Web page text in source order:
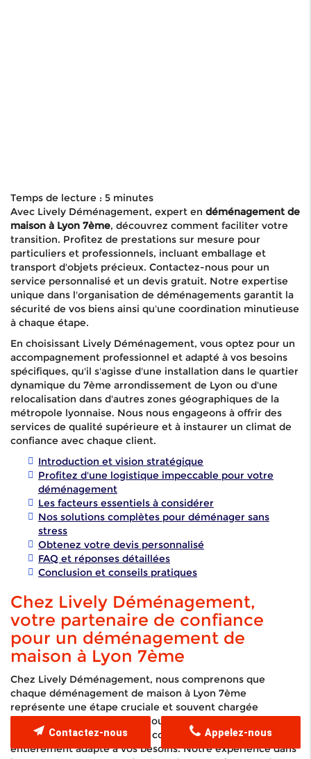
Temps de lecture : 5 minutes
Avec Lively Déménagement, expert en déménagement de
maison à Lyon 7ème, découvrez comment faciliter votre
transition. Profitez de prestations sur mesure pour
particuliers et professionnels, incluant emballage et
transport d'objets précieux. Contactez-nous pour un
service personnalisé et un devis gratuit. Notre expertise
unique dans l'organisation de déménagements garantit la
sécurité de vos biens ainsi qu'une coordination minutieuse
à chaque étape.
En choisissant Lively Déménagement, vous optez pour un
accompagnement professionnel et adapté à vos besoins
spécifiques, qu'il s'agisse d'une installation dans le quartier
dynamique du 7ème arrondissement de Lyon ou d'une
relocalisation dans d'autres zones géographiques de la
métropole lyonnaise. Nous nous engageons à offrir des
services de qualité supérieure et à instaurer un climat de
confiance avec chaque client.
Introduction et vision stratégique
Profitez d'une logistique impeccable pour votre
déménagement
Les facteurs essentiels à considérer
Nos solutions complètes pour déménager sans
stress
Obtenez votre devis personnalisé
FAQ et réponses détaillées
Conclusion et conseils pratiques
Chez Lively Déménagement,
votre partenaire de confiance
pour un déménagement de
maison à Lyon 7ème
Chez Lively Déménagement, nous comprenons que
chaque déménagement de maison à Lyon 7ème
représente une étape cruciale et souvent chargée
d'émotions. C'est pourquoi nous mettons un point
d'honneur à offrir un service complet, personnalisé et
entièrement adapté à vos besoins. Notre expérience dans
Appelez-nous
Contactez-nous